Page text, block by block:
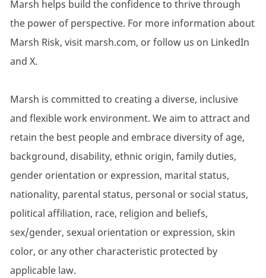
Marsh helps build the confidence to thrive through
the power of perspective. For more information about
Marsh Risk, visit marsh.com, or follow us on LinkedIn
and X.
Marsh is committed to creating a diverse, inclusive
and flexible work environment. We aim to attract and
retain the best people and embrace diversity of age,
background, disability, ethnic origin, family duties,
gender orientation or expression, marital status,
nationality, parental status, personal or social status,
political affiliation, race, religion and beliefs,
sex/gender, sexual orientation or expression, skin
color, or any other characteristic protected by
applicable law.